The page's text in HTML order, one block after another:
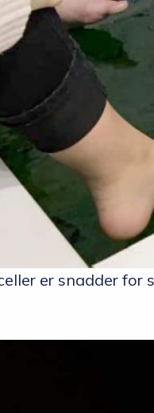
er snadder for